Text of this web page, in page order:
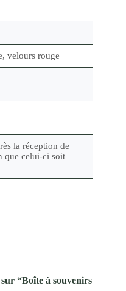
velours rouge
la réception de
que celui-ci soit
“Boîte à souvenirs